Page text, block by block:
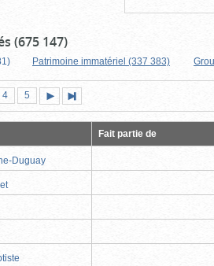
(675 147)
Patrimoine immatériel (337 383)
Page
4 Page
5
suivante
page
Fait partie de
Duguay